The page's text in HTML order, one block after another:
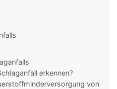
erkennen?
von